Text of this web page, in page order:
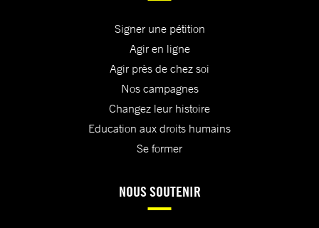
Signer une pétition
Agir en ligne
Agir près de chez soi
Nos campagnes
Changez leur histoire
Education aux droits humains
Se former
NOUS SOUTENIR